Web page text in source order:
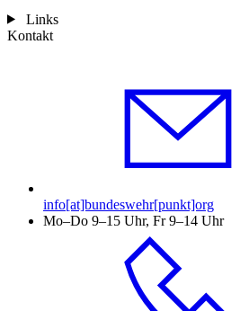
Links
Kontakt
info[at]bundeswehr[punkt]org
Mo–Do 9–15 Uhr, Fr 9–14 Uhr